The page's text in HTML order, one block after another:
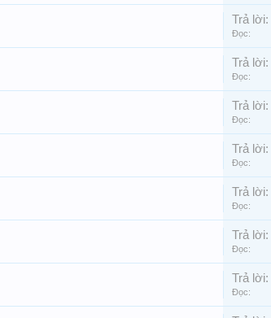
Trả lời:
Đọc:
Trả lời:
Đọc:
Trả lời:
Đọc:
Trả lời:
Đọc:
Trả lời:
Đọc:
Trả lời:
Đọc:
Trả lời:
Đọc: